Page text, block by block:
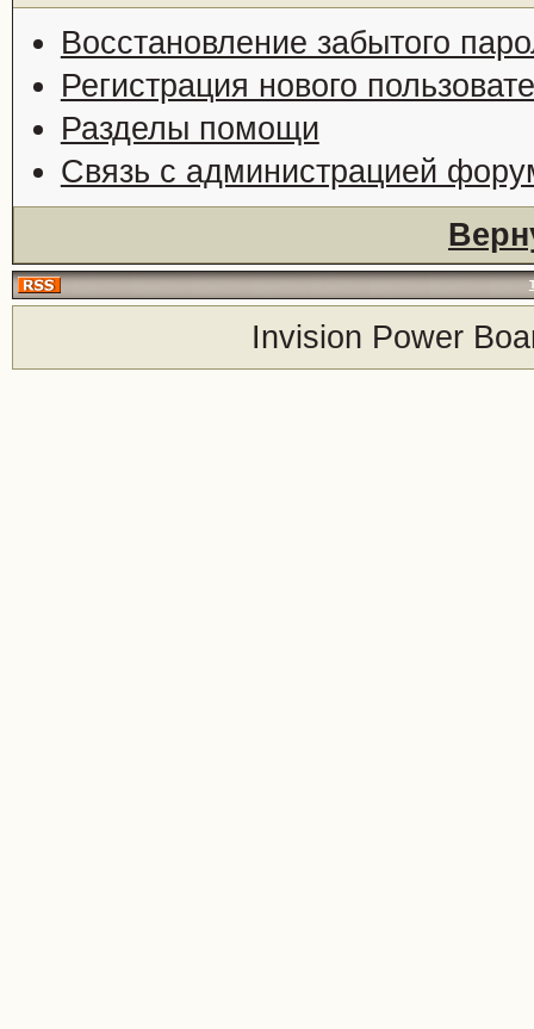
Восстановление забытого
Регистрация нового
Разделы помощи
Связь с администрацией
Invision Power